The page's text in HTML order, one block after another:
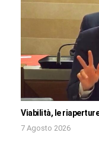
Viabilità, le
7 Agosto 2026